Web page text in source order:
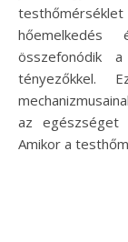
testhőmérséklet
összefonódik
tényezőkkel.
az egészséget
Amikor a